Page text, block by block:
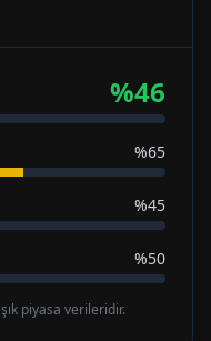
%46
%65
%45
%50
piyasa verileridir.